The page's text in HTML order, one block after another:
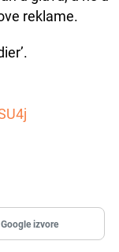
reklame.
izvore